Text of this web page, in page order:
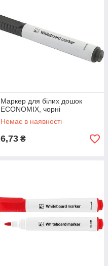
Маркер для білих дошок
ECONOMIX, чорні
Немає в наявності
6,73 ₴